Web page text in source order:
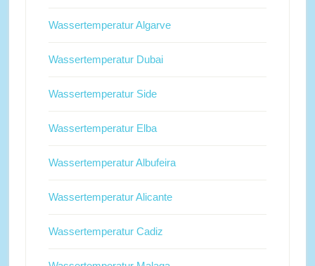
Wassertemperatur Algarve
Wassertemperatur Dubai
Wassertemperatur Side
Wassertemperatur Elba
Wassertemperatur Albufeira
Wassertemperatur Alicante
Wassertemperatur Cadiz